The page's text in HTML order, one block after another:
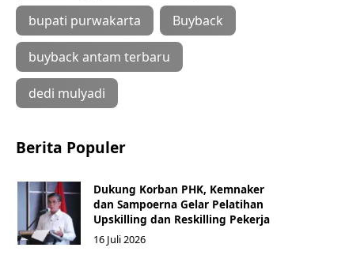
bupati purwakarta Buyback
buyback antam terbaru
dedi mulyadi
Berita Populer
Dukung Korban PHK, Kemnaker
dan Sampoerna Gelar Pelatihan
Upskilling dan Reskilling Pekerja
16 Juli 2026